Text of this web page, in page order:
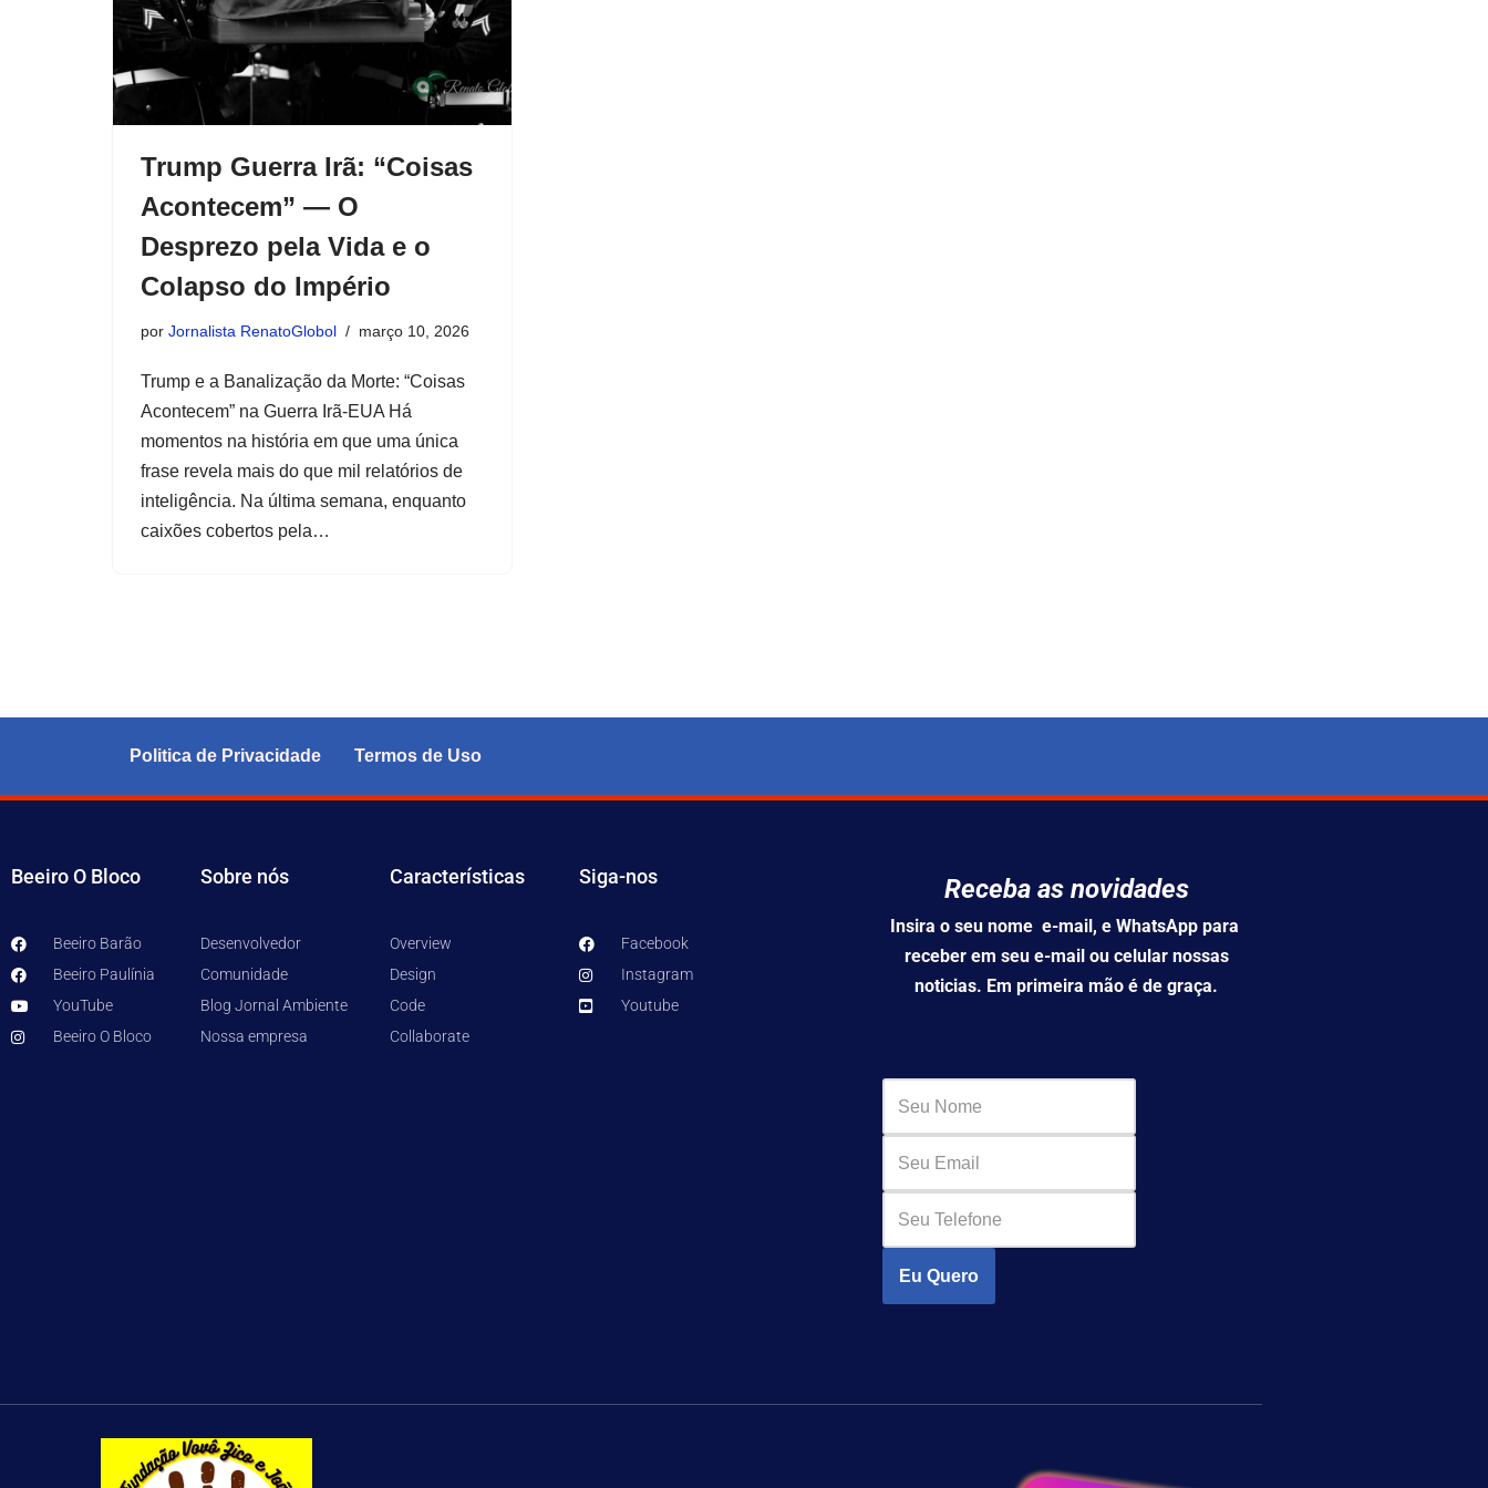
Trump Guerra Irã: “Coisas
Acontecem” — O
Desprezo pela Vida e o
Colapso do Império
por Jornalista RenatoGlobol março 10, 2026
Trump e a Banalização da Morte: “Coisas
Acontecem” na Guerra Irã-EUA Há
momentos na história em que uma única
frase revela mais do que mil relatórios de
inteligência. Na última semana, enquanto
caixões cobertos pela…
Politica de Privacidade Termos de Uso
Beeiro O Bloco
Beeiro Barão
Beeiro Paulínia
YouTube
Beeiro O Bloco
Sobre nós
Desenvolvedor
Comunidade
Blog Jornal Ambiente
Nossa empresa
Características
Overview
Design
Code
Collaborate
Siga-nos
Facebook
Instagram
Youtube
Receba as novidades
Insira o seu nome e-mail, e WhatsApp para
receber em seu e-mail ou celular nossas
noticias. Em primeira mão é de graça.
Eu Quero